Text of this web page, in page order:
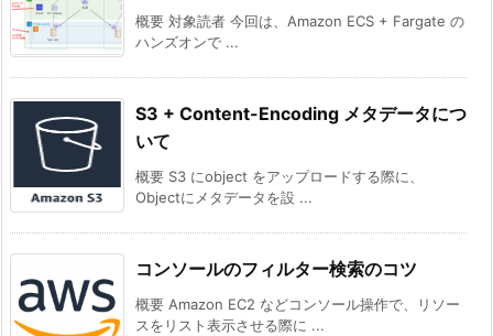
概要 対象読者 今回は、Amazon ECS + Fargate の
ハンズオンで ...
S3 + Content-Encoding メタデータにつ
いて
概要 S3 にobject をアップロードする際に、
Objectにメタデータを設 ...
コンソールのフィルター検索のコツ
概要 Amazon EC2 などコンソール操作で、リソー
スをリスト表示させる際に ...